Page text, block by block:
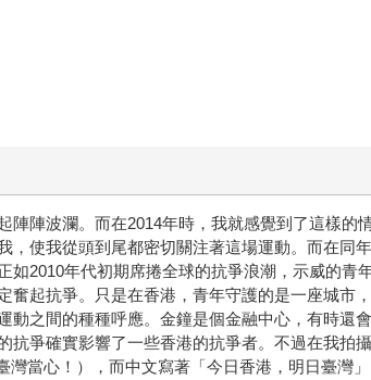
陣波瀾。而在2014年時，我就感覺到了這樣的
使我從頭到尾都密切關注著這場運動。而在同
2010年代初期席捲全球的抗爭浪潮，示威的青
起抗爭。只是在香港，青年守護的是一座城市，
之間的種種呼應。金鐘是個金融中心，有時還
爭確實影響了一些香港的抗爭者。不過在我拍
當心！），而中文寫著「今日香港，明日臺灣